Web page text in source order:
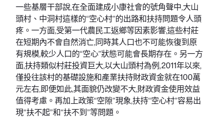
一些基層干部說,在全面建成小康社會的號角聲中,大山
頭村、中洞村這樣的“空心村”的出路和扶持問題令人頭
疼。一方面,受第一代農民工返鄉等因素影響,這些村莊
在短期內不會自然消亡,同時其人口也不可能恢復到原
有規模,較少人口的“空心”狀態可能會長期存在。另一方
面,扶持類似村莊投資巨大,以大山頭村為例,2011年以來,
僅投往該村的基礎設施和產業扶持財政資金就在100萬
元左右,即便如此,其面貌仍改變不大,財政資金使用效益
值得考慮。再加上政策“空隙”現象,扶持“空心村”容易出
現“扶不起”和“扶不到”等問題。